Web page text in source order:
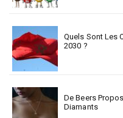
Quels Sont Les
2030 ?
De Beers
Diamants